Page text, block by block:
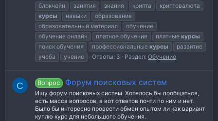
блокчейн
занятия знания крипта
криптовалюта
курсы
навыки
образование
образовательный материал
обучение
обучение онлайн
платное обучение платные курсы
поиск обучения
профессиональные курсы
развитие
учеба
учение Ответы: 3 Раздел: Обучение
C Вопрос Форум поисковых систем
Ищу форум поисковых систем. Хотелось бы пообщаться,
есть масса вопросов, а вот ответов почти по ним и нет.
Было бы интересно провести обмен опытом ли как вариант
куплю курс для небольшого обучения.